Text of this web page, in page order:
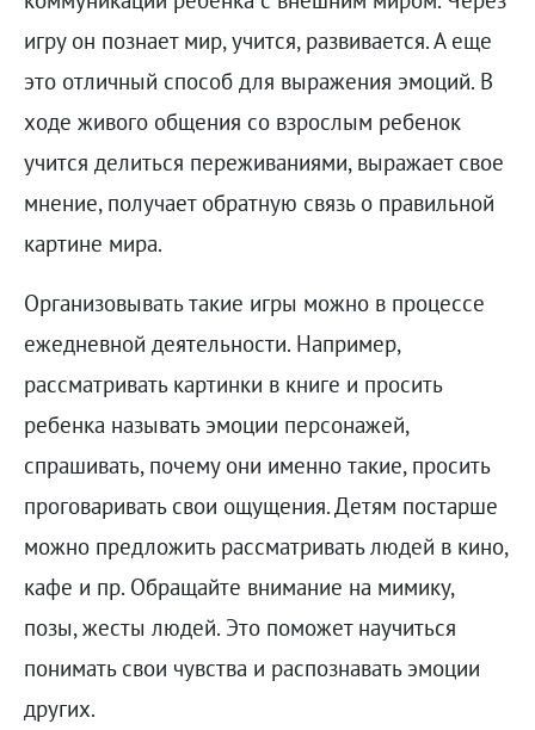
игру он познает мир, учится, развивается. А еще
это отличный способ для выражения эмоций. В
ходе живого общения со взрослым ребенок
учится делиться переживаниями, выражает свое
мнение, получает обратную связь о правильной
картине мира.
Организовывать такие игры можно в процессе
ежедневной деятельности. Например,
рассматривать картинки в книге и просить
ребенка называть эмоции персонажей,
спрашивать, почему они именно такие, просить
проговаривать свои ощущения. Детям постарше
можно предложить рассматривать людей в кино,
кафе и пр. Обращайте внимание на мимику,
позы, жесты людей. Это поможет научиться
понимать свои чувства и распознавать эмоции
других.